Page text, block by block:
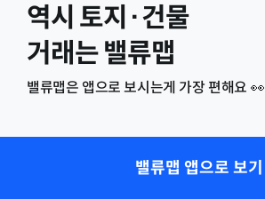
역시 토지·건물
거래는 밸류맵
밸류맵은 앱으로 보시는게 가장 편해요 👀
밸류맵 앱으로 보기